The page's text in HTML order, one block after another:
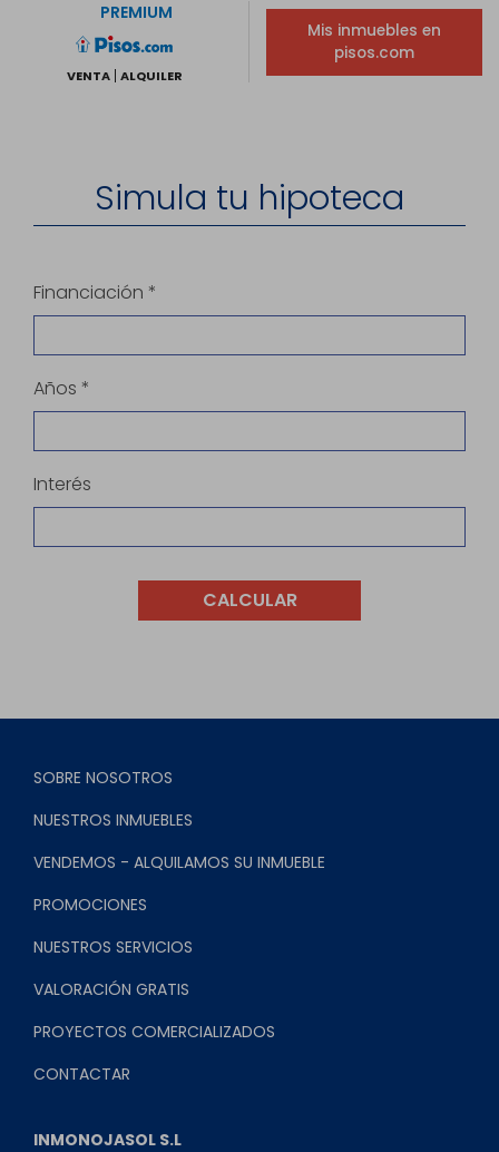
PREMIUM
VENTA ALQUILER
Mis inmuebles en
pisos.com
Simula tu hipoteca
Financiación *
Años *
Interés
CALCULAR
SOBRE NOSOTROS
NUESTROS INMUEBLES
VENDEMOS - ALQUILAMOS SU INMUEBLE
PROMOCIONES
NUESTROS SERVICIOS
VALORACIÓN GRATIS
PROYECTOS COMERCIALIZADOS
CONTACTAR
INMONOJASOL S.L